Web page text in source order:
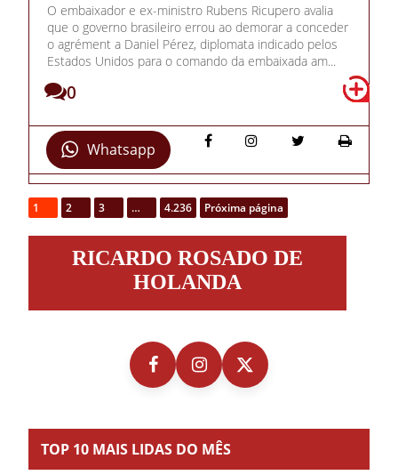
O embaixador e ex-ministro Rubens Ricupero avalia
que o governo brasileiro errou ao demorar a conceder
o agrément a Daniel Pérez, diplomata indicado pelos
Estados Unidos para o comando da embaixada am...
0
Whatsapp
1 2 3 … 4.236 Próxima página
RosadoRICARDO ROSADO DE
HOLANDA
TOP 10 MAIS LIDAS DO MÊS